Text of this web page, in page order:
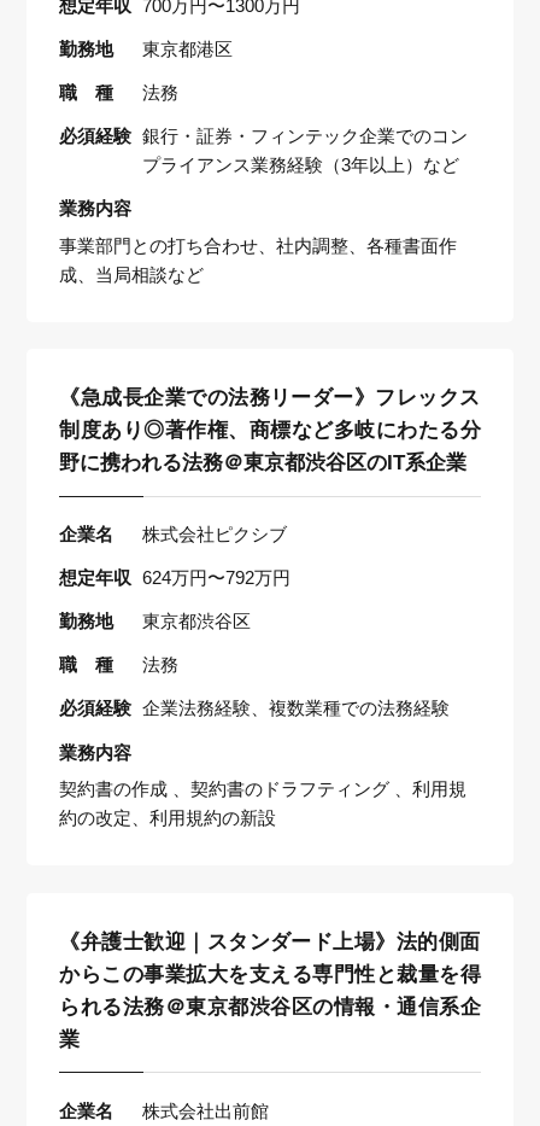
想定年収 700万円〜1300万円
勤務地 東京都港区
職 種 法務
必須経験 銀行・証券・フィンテック企業でのコン
プライアンス業務経験（3年以上）など
業務内容
事業部門との打ち合わせ、社内調整、各種書面作
成、当局相談など
《急成長企業での法務リーダー》フレックス
制度あり◎著作権、商標など多岐にわたる分
野に携われる法務＠東京都渋谷区のIT系企業
企業名 株式会社ピクシブ
想定年収 624万円〜792万円
勤務地 東京都渋谷区
職 種 法務
必須経験 企業法務経験、複数業種での法務経験
業務内容
契約書の作成 、契約書のドラフティング 、利用規
約の改定、利用規約の新設
《弁護士歓迎｜スタンダード上場》法的側面
からこの事業拡大を支える専門性と裁量を得
られる法務＠東京都渋谷区の情報・通信系企
業
企業名 株式会社出前館